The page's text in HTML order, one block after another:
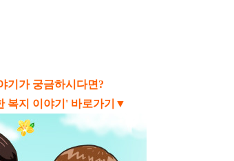
기가 궁금하시다면?
복지 이야기' 바로가기▼